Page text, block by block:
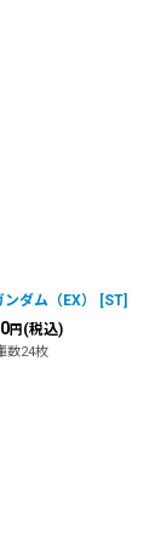
ダム（EX） [ST]
円 (税込)
数24枚